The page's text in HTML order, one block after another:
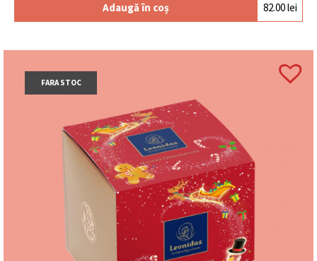
Adaugă în coș 82.00lei
FARA STOC